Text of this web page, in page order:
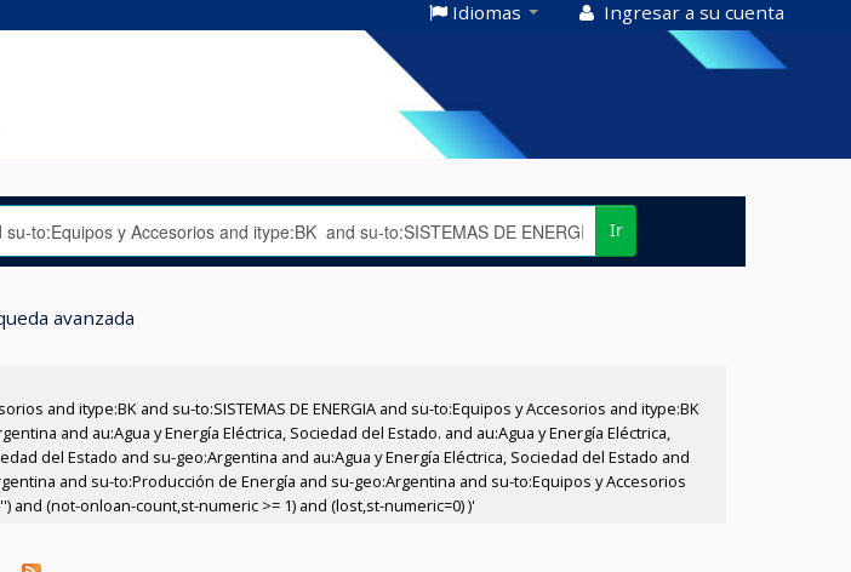
Idiomas Ingresar a su cuenta
Ir
avanzada
and itype:BK and su-to:SISTEMAS DE ENERGIA and su-to:Equipos y Accesorios and itype:BK
and au:Agua y Energía Eléctrica, Sociedad del Estado. and au:Agua y Energía Eléctrica,
del Estado and su-geo:Argentina and au:Agua y Energía Eléctrica, Sociedad del Estado and
and su-to:Producción de Energía and su-geo:Argentina and su-to:Equipos y Accesorios
(not-onloan-count,st-numeric >= 1) and (lost,st-numeric=0) )'